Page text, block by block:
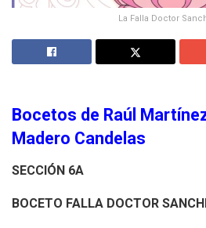
La Falla Doctor
Bocetos de Raúl
Madero Candelas
SECCIÓN 6A
BOCETO FALLA DOCTOR